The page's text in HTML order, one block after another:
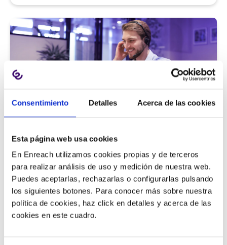
Consentimiento Detalles Acerca de las cookies
Esta página web usa cookies
En Enreach utilizamos cookies propias y de terceros
para realizar análisis de uso y medición de nuestra web.
Puedes aceptarlas, rechazarlas o configurarlas pulsando
los siguientes botones. Para conocer más sobre nuestra
política de cookies, haz click en detalles y acerca de las
cookies en este cuadro.
9 métricas de call center para medir
la satisfacción del cliente
11/06/2026